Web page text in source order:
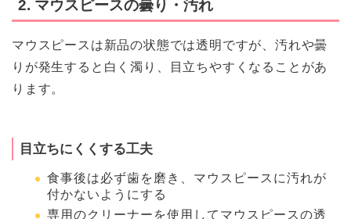
2. マウスピースの曇り・汚れ
マウスピースは新品の状態では透明ですが、汚れや曇
りが発生すると白く濁り、目立ちやすくなることがあ
ります。
目立ちにくくする工夫
食事後は必ず歯を磨き、マウスピースに汚れが
付かないようにする
専用のクリーナーを使用してマウスピースの透